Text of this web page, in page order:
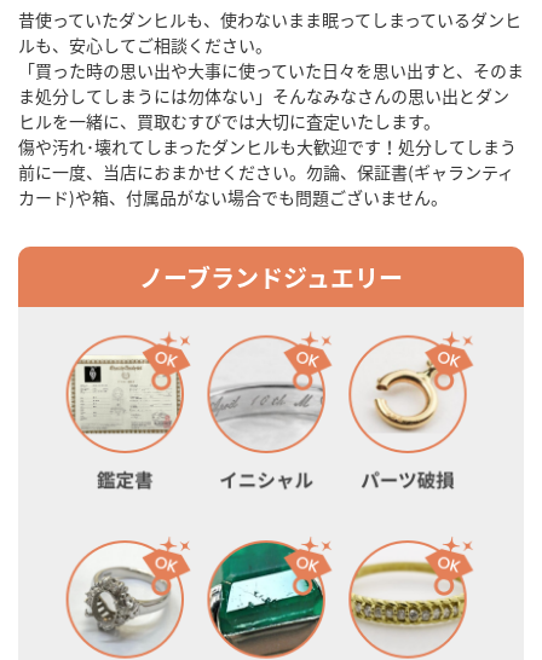
昔使っていたダンヒルも、使わないまま眠ってしまっているダンヒ
ルも、安心してご相談ください。
「買った時の思い出や大事に使っていた日々を思い出すと、そのま
ま処分してしまうには勿体ない」そんなみなさんの思い出とダン
ヒルを一緒に、買取むすびでは大切に査定いたします。
傷や汚れ･壊れてしまったダンヒルも大歓迎です！処分してしまう
前に一度、当店におまかせください。勿論、保証書(ギャランティ
カード)や箱、付属品がない場合でも問題ございません。
ノーブランドジュエリー